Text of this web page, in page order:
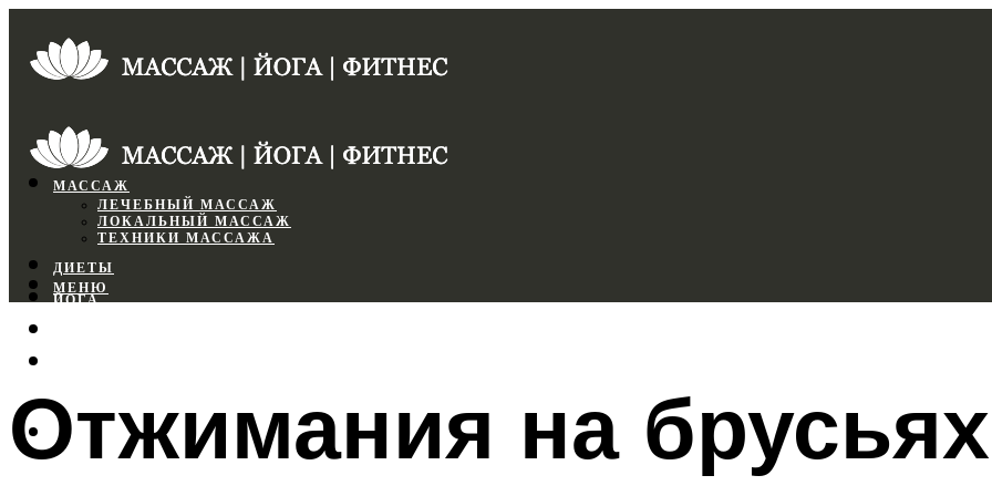
МАССАЖ
ЛЕЧЕБНЫЙ МАССАЖ
ЛОКАЛЬНЫЙ МАССАЖ
ТЕХНИКИ МАССАЖА
ДИЕТЫ
ЙОГА
МЕНЮ
МЕНЮ
Отжимания на